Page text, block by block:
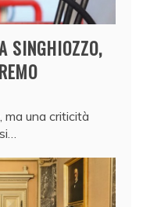
SINGHIOZZO,
ma una criticità